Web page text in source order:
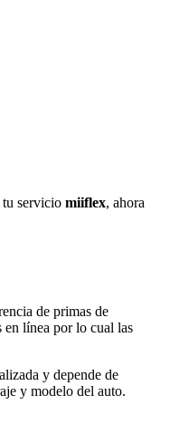
tu servicio miiflex, ahora
de primas de
en línea por lo cual las
y depende de
y modelo del auto.